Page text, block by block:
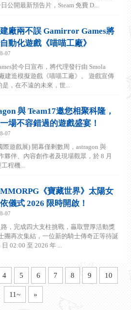
公開最新預告片，Steam 免費 D...
廠兩不誤 Gamirror Games將
動化遊戲《喵喵工廠》
07
於今日宣布，將代理發行由 Smola
建造模擬遊戲《喵喵工廠》。 遊戲宣傳
，在不遠的未來，世...
與 Team17邀您相聚科隆，
場不容錯過的遊戲盛宴！
07
際遊戲展) 開幕僅剩數周，astragon 與
夥伴、內容創作者及現場觀眾，於 8 月
程機...
《寶藏世界》太陽女
儀式 2026 限時開啟！
07
，完成四大支柱挑戰，贏取豐厚活動獎
團再次集結，一位新的騎士傳奇正等待誕
02:00 至 2026 年 ...
4 5 6 7 8 9 10
11~ »